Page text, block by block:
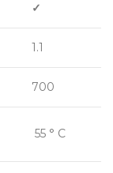
✓
1.1
700
55 ° С